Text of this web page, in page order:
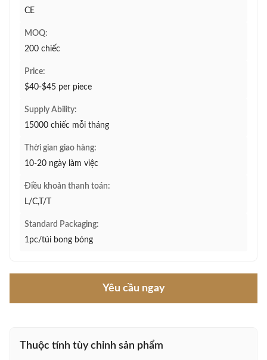
CE
MOQ:
200 chiếc
Price:
$40-$45 per piece
Supply Ability:
15000 chiếc mỗi tháng
Thời gian giao hàng:
10-20 ngày làm việc
Điều khoản thanh toán:
L/C,T/T
Standard Packaging:
1pc/túi bong bóng
Yêu cầu ngay
Thuộc tính tùy chỉnh sản phẩm